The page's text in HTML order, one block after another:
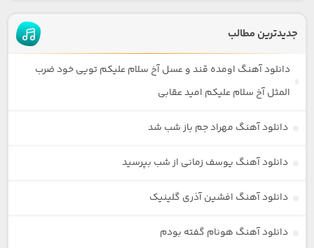
جدیدترین مطالب
دانلود آهنگ اومده قند و عسل آخ سلام علیکم تویی خود ضرب
المثل آخ سلام علیکم امید عقابی
دانلود آهنگ مهراد جم باز شب شد
دانلود آهنگ یوسف زمانی از شب بپرسید
دانلود آهنگ افشین آذری گلینیک
دانلود آهنگ هونام گفته بودم